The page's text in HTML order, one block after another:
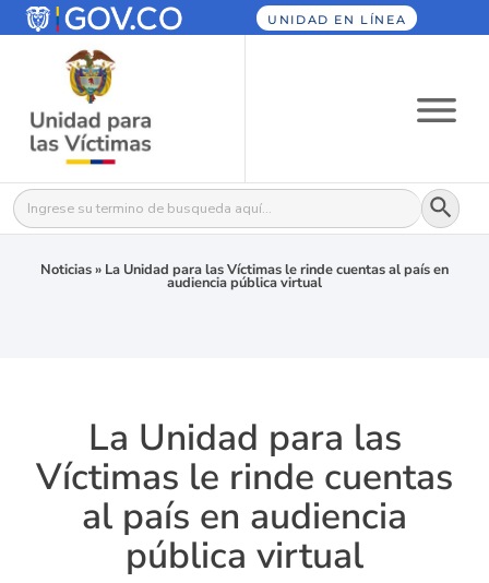
UNIDAD EN LÍNEA
Buscar: Botón
Noticias» La Unidad para las Víctimas le rinde cuentas al país en
audiencia pública virtual
La Unidad para las
Víctimas le rinde cuentas
al país en audiencia
pública virtual